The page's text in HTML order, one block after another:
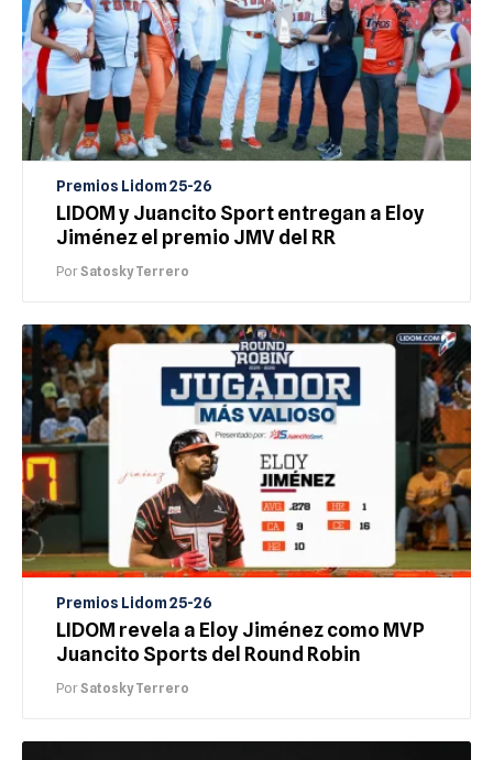
Premios Lidom 25-26
LIDOM y Juancito Sport entregan a Eloy
Jiménez el premio JMV del RR
PorSatosky Terrero
Premios Lidom 25-26
LIDOM revela a Eloy Jiménez como MVP
Juancito Sports del Round Robin
PorSatosky Terrero